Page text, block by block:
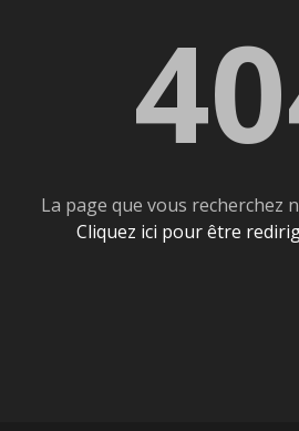
La page que vous recherchez
Cliquez ici pour être